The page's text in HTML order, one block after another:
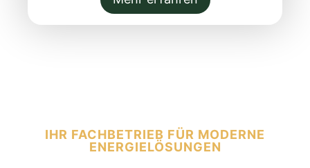
IHR FACHBETRIEB FÜR MODERNE
ENERGIELÖSUNGEN